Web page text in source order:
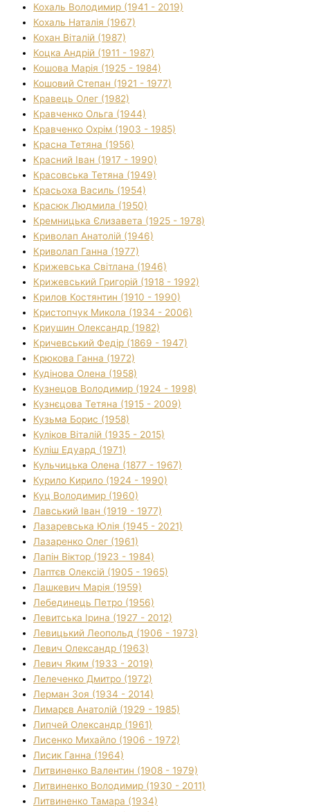
Кохаль Володимир (1941 - 2019)
Кохаль Наталія (1967)
Кохан Віталій (1987)
Коцка Андрій (1911 - 1987)
Кошова Марія (1925 - 1984)
Кошовий Степан (1921 - 1977)
Кравець Олег (1982)
Кравченко Ольга (1944)
Кравченко Охрім (1903 - 1985)
Красна Тетяна (1956)
Красний Іван (1917 - 1990)
Красовська Тетяна (1949)
Красьоха Василь (1954)
Красюк Людмила (1950)
Кремницька Єлизавета (1925 - 1978)
Криволап Анатолій (1946)
Криволап Ганна (1977)
Крижевська Світлана (1946)
Крижевський Григорій (1918 - 1992)
Крилов Костянтин (1910 - 1990)
Кристопчук Микола (1934 - 2006)
Криушин Олександр (1982)
Кричевський Федір (1869 - 1947)
Крюкова Ганна (1972)
Кудінова Олена (1958)
Кузнецов Володимир (1924 - 1998)
Кузнєцова Тетяна (1915 - 2009)
Кузьма Борис (1958)
Куліков Віталій (1935 - 2015)
Куліш Едуард (1971)
Кульчицька Олена (1877 - 1967)
Курило Кирило (1924 - 1990)
Куц Володимир (1960)
Лавський Іван (1919 - 1977)
Лазаревська Юлія (1945 - 2021)
Лазаренко Олег (1961)
Лапін Віктор (1923 - 1984)
Лаптєв Олексій (1905 - 1965)
Лашкевич Марія (1959)
Лебединець Петро (1956)
Левитська Ірина (1927 - 2012)
Левицький Леопольд (1906 - 1973)
Левич Олександр (1963)
Левич Яким (1933 - 2019)
Лелеченко Дмитро (1972)
Лерман Зоя (1934 - 2014)
Лимарєв Анатолій (1929 - 1985)
Липчей Олександр (1961)
Лисенко Михайло (1906 - 1972)
Лисик Ганна (1964)
Литвиненко Валентин (1908 - 1979)
Литвиненко Володимир (1930 - 2011)
Литвиненко Тамара (1934)